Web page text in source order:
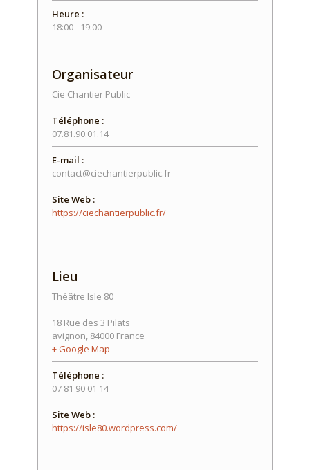
Heure :
18:00 - 19:00
Organisateur
Cie Chantier Public
Téléphone :
07.81.90.01.14
E-mail :
contact@ciechantierpublic.fr
Site Web :
https://ciechantierpublic.fr/
Lieu
Théâtre Isle 80
18 Rue des 3 Pilats
avignon, 84000 France
+ Google Map
Téléphone :
07 81 90 01 14
Site Web :
https://isle80.wordpress.com/